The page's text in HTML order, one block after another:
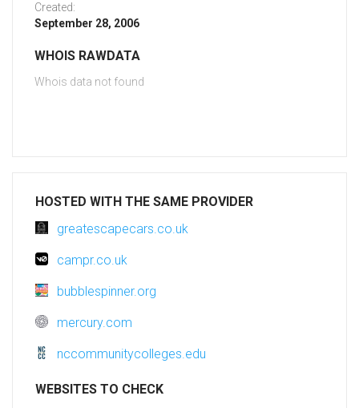
Created:
September 28, 2006
WHOIS RAWDATA
Whois data not found
HOSTED WITH THE SAME PROVIDER
greatescapecars.co.uk
campr.co.uk
bubblespinner.org
mercury.com
nccommunitycolleges.edu
WEBSITES TO CHECK